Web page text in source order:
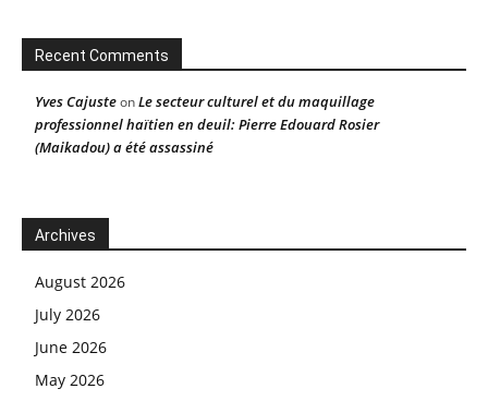
Recent Comments
Yves CajusteonLe secteur culturel et du maquillage
professionnel haïtien en deuil: Pierre Edouard Rosier
(Maikadou) a été assassiné
Archives
August 2026
July 2026
June 2026
May 2026